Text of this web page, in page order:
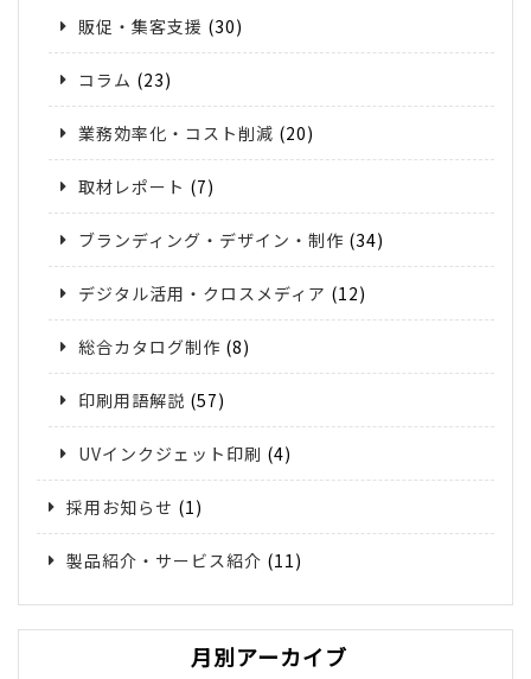
販促・集客支援 (30)
コラム (23)
業務効率化・コスト削減 (20)
取材レポート (7)
ブランディング・デザイン・制作 (34)
デジタル活用・クロスメディア (12)
総合カタログ制作 (8)
印刷用語解説 (57)
UVインクジェット印刷 (4)
採用お知らせ (1)
製品紹介・サービス紹介 (11)
月別アーカイブ